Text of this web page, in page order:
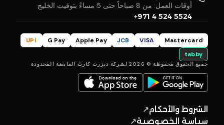
أوقات العمل: من 8 صباحاً حتى 5 مساءً بتوقيت الخليج
+971 4 524 5524
Mastercard
VISA
JCB
Apple Pay
G Pay
UPI
tabby
جميع الحقوق محفوظة © 2026 لشركة ديزرت كارت القابضة المحدودة
الشروط والأحكام↗
سياسة الخصوصية↗